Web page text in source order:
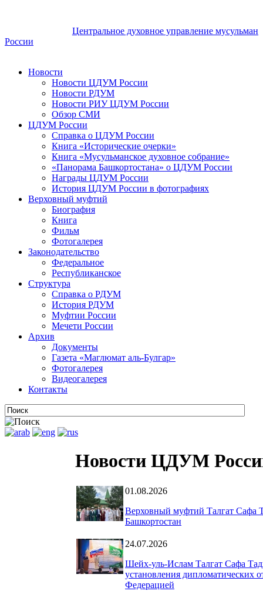
Центральное духовное управление мусульман
России
Новости
Новости ЦДУМ России
Новости РДУМ
Новости РИУ ЦДУМ России
Обзор СМИ
ЦДУМ России
Справка о ЦДУМ России
Книга «Исторические очерки»
Книга «Мусульманское духовное собрание»
«Панорама Башкортостана» о ЦДУМ России
Награды ЦДУМ России
История ЦДУМ России в фотографиях
Верховный муфтий
Биография
Книга
Фильм
Фотогалерея
Законодательство
Федеральное
Республиканское
Структура
Справка о РДУМ
История РДУМ
Муфтии России
Мечети России
Архив
Документы
Газета «Маглюмат аль-Булгар»
Фотогалерея
Видеогалерея
Контакты
Новости ЦДУМ
01.08.2026
Верховный муфтий Талгат Сафа
Башкортостан
24.07.2026
Шейх-уль-Ислам Талгат Сафа
установления дипломатических
Федерацией